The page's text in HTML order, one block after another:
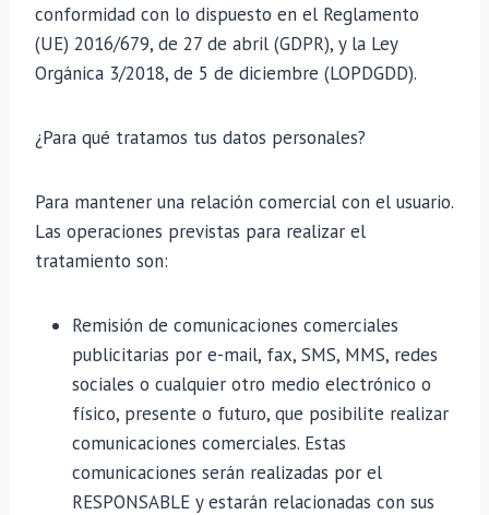
conformidad con lo dispuesto en el Reglamento
(UE) 2016/679, de 27 de abril (GDPR), y la Ley
Orgánica 3/2018, de 5 de diciembre (LOPDGDD).
¿Para qué tratamos tus datos personales?
Para mantener una relación comercial con el usuario.
Las operaciones previstas para realizar el
tratamiento son:
Remisión de comunicaciones comerciales
publicitarias por e-mail, fax, SMS, MMS, redes
sociales o cualquier otro medio electrónico o
físico, presente o futuro, que posibilite realizar
comunicaciones comerciales. Estas
comunicaciones serán realizadas por el
RESPONSABLE y estarán relacionadas con sus